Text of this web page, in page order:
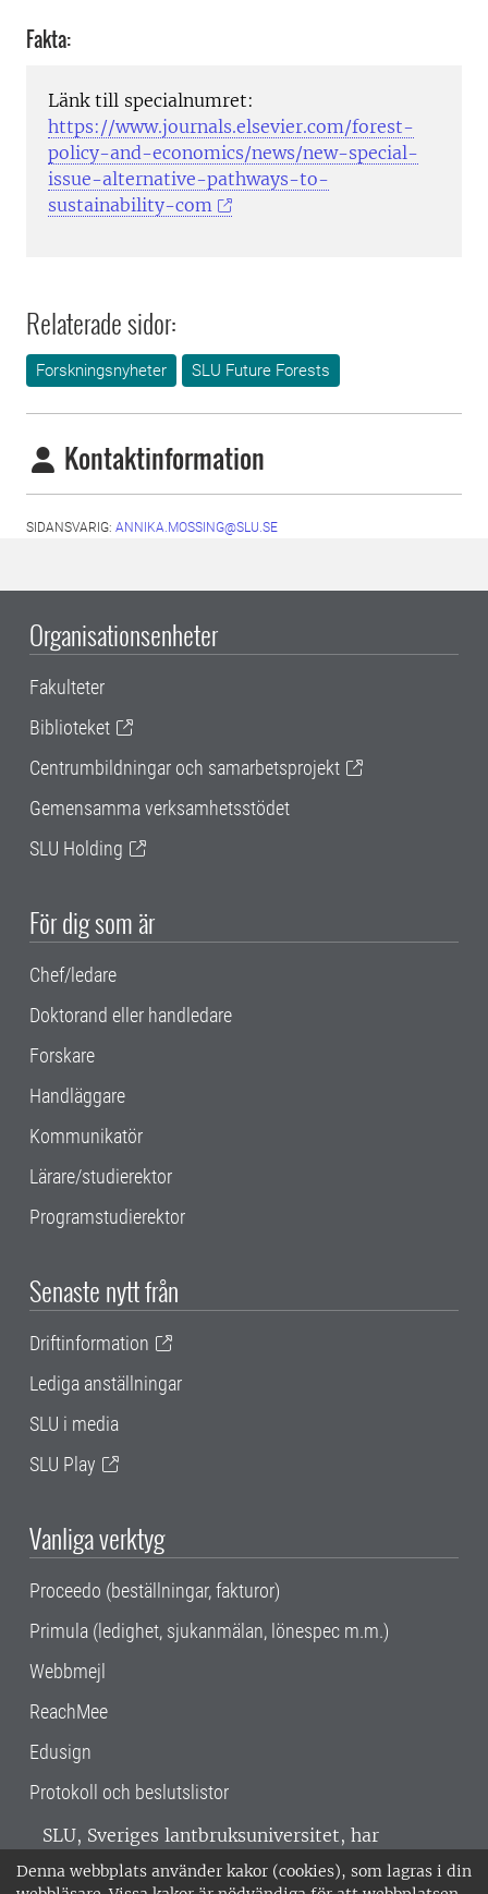
Denna webbplats använder kakor (cookies), som lagras i din
Fakta:
Länk till specialnumret:
https://www.journals.elsevier.com/forest-
policy-and-economics/news/new-special-
issue-alternative-pathways-to-
sustainability-com
Relaterade sidor:
Forskningsnyheter SLU Future Forests
Kontaktinformation
SIDANSVARIG: ANNIKA.MOSSING@SLU.SE
Organisationsenheter
Fakulteter
Biblioteket
Centrumbildningar och samarbetsprojekt
Gemensamma verksamhetsstödet
SLU Holding
För dig som är
Chef/ledare
Doktorand eller handledare
Forskare
Handläggare
Kommunikatör
Lärare/studierektor
Programstudierektor
Senaste nytt från
Driftinformation
Lediga anställningar
SLU i media
SLU Play
Vanliga verktyg
Proceedo (beställningar, fakturor)
Primula (ledighet, sjukanmälan, lönespec m.m.)
Webbmejl
ReachMee
Edusign
Protokoll och beslutslistor
SLU, Sveriges lantbruksuniversitet, har
verksamhet över hela Sverige. Huvudorter är
Alnarp, Uppsala och Umeå.SLU är